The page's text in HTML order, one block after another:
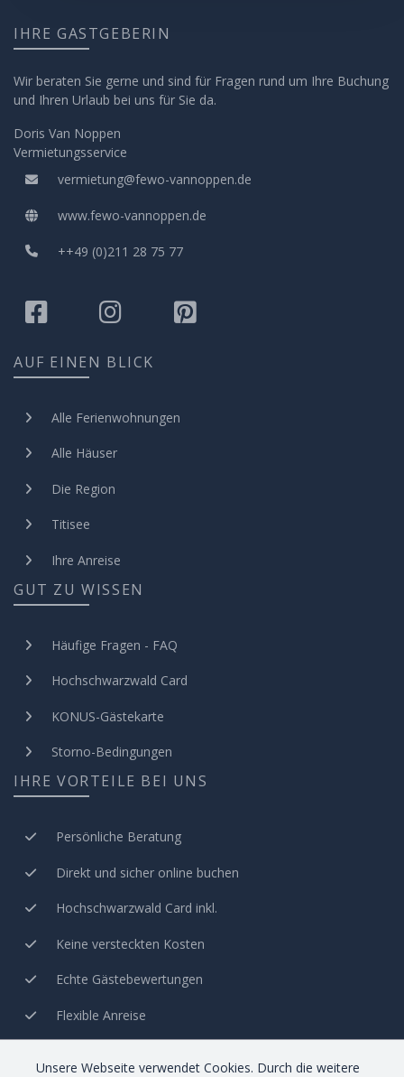
Unsere Webseite verwendet Cookies. Durch die weitere
IHRE GASTGEBERIN
Wir beraten Sie gerne und sind für Fragen rund um Ihre Buchung
und Ihren Urlaub bei uns für Sie da.
Doris Van Noppen
Vermietungsservice
vermietung@fewo-vannoppen.de
www.fewo-vannoppen.de
++49 (0)211 28 75 77
AUF EINEN BLICK
Alle Ferienwohnungen
Alle Häuser
Die Region
Titisee
Ihre Anreise
GUT ZU WISSEN
Häufige Fragen - FAQ
Hochschwarzwald Card
KONUS-Gästekarte
Storno-Bedingungen
IHRE VORTEILE BEI UNS
Persönliche Beratung
Direkt und sicher online buchen
Hochschwarzwald Card inkl.
Keine versteckten Kosten
Echte Gästebewertungen
Flexible Anreise